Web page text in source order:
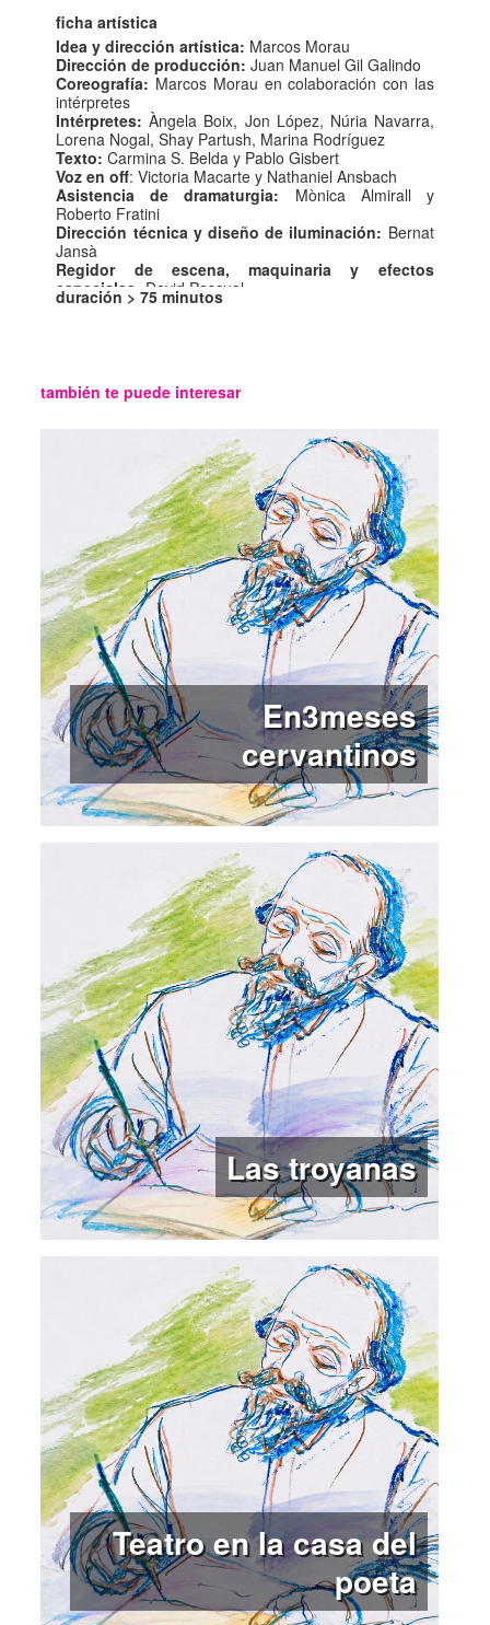
ficha artística
Idea y dirección artística: Marcos Morau
Dirección de producción: Juan Manuel Gil Galindo
Coreografía: Marcos Morau en colaboración con las
intérpretes
Intérpretes:Àngela Boix, Jon López, Núria Navarra,
Lorena Nogal, Shay Partush, Marina Rodríguez
Texto:Carmina S. Belda y Pablo Gisbert
Voz en off: Victoria Macarte y Nathaniel Ansbach
Asistencia de dramaturgia: Mònica Almirall y
Roberto Fratini
Dirección técnica y diseño de iluminación: Bernat
Jansà
Regidor de escena, maquinaria y efectos
especiales:David Pascual
Soporte técnico en gira:
Diseño de vestuario:Silvia Delagneau
Producción y logística:Cristina Goñi Adot y Àngela
Confección de cascos y máscaras:
Gadget Efectos
Construcción de marionetas:Martí Doy
Confección de vestuario:A.I.T. y Laura García
Construcción de escenografía: Oscar Hernández
(Ou), Jorba-Miró
Transportes: Pax 4Events
Firmamento es una producción de La Veronal en
coproducción con Grec 2023 Festival de Barcelona –
Institut de Cultura Ajuntament de Barcelona, Oriente
Occidente Dance Festival, Centro de Cultura
Contemporánea Condeduque, Mercat de les Flors,
Temporada Alta – Festival internacional de Catalunya,
Girona/Salt, Les Théâtres de la Ville de Luxembourg,
Chaillot Théâtre National de la Danse, Festival
Equilibrio - Fondazione Musica per Roma, Hessisches
Staatsballett in the frame of Tanzplattform RheinMain,
Triennale Milano
Con la colaboración de Graner – Fàbriques de
Creació y Teatre L’Artesà
Con el apoyo de INAEM – Ministerio de Cultura de
España e ICEC – Departament de Cultura de la
Generalitat de Catalunya
duración >75 minutos
también te puede interesar
En3meses
cervantinos
Las troyanas
Teatro en la casa del
poeta